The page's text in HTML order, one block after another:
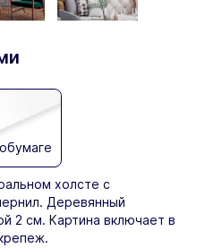
холсте с
Деревянный
2 см. Картина включает в